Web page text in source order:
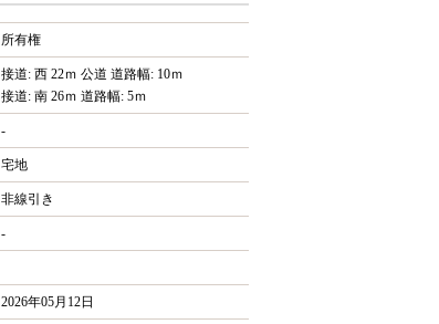
所有権
接道: 西 22ｍ 公道 道路幅: 10ｍ
接道: 南 26ｍ 道路幅: 5ｍ
-
宅地
非線引き
-
2026年05月12日